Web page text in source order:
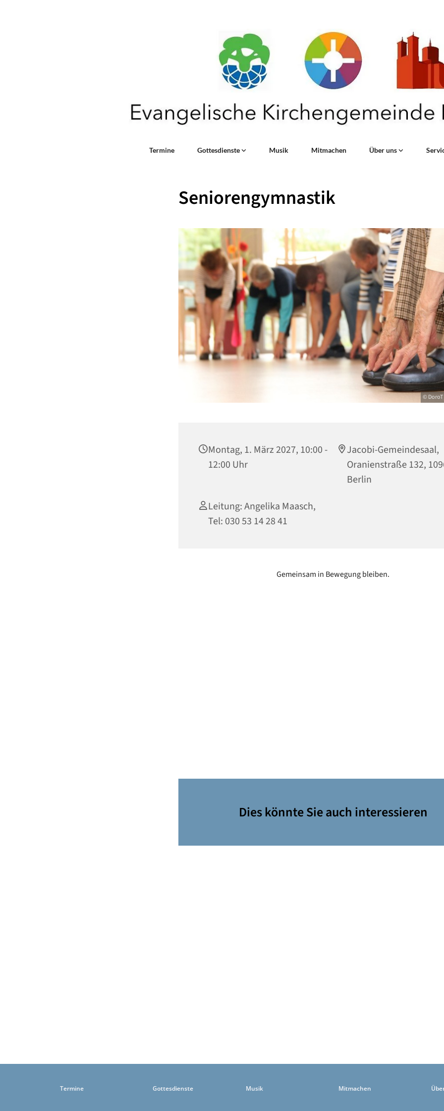
Termine Gottesdienste Musik Mitmachen Über uns
Seniorengymnastik
©
Montag, 1. März 2027, 10:00 -
12:00 Uhr
Jacobi-Gemeindesaal,
Oranienstraße 132,
Berlin
Leitung: Angelika Maasch,
Tel: 030 53 14 28 41
Gemeinsam in Bewegung bleiben.
Dies könnte Sie auch interessieren
Termine Gottesdienste Musik Mitmachen